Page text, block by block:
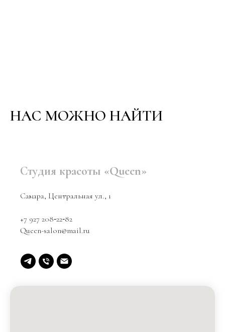
НАС МОЖНО НАЙТИ
Студия красоты «Queen»
Самара, Центральная ул., 1
+7 927 208‑22‑82
Queen-salon@mail.ru